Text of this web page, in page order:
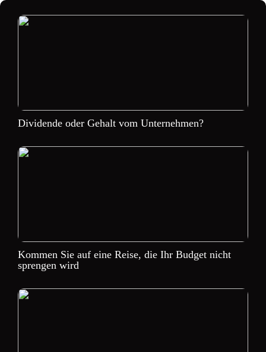
Dividende oder Gehalt vom Unternehmen?
Kommen Sie auf eine Reise, die Ihr Budget nicht
sprengen wird